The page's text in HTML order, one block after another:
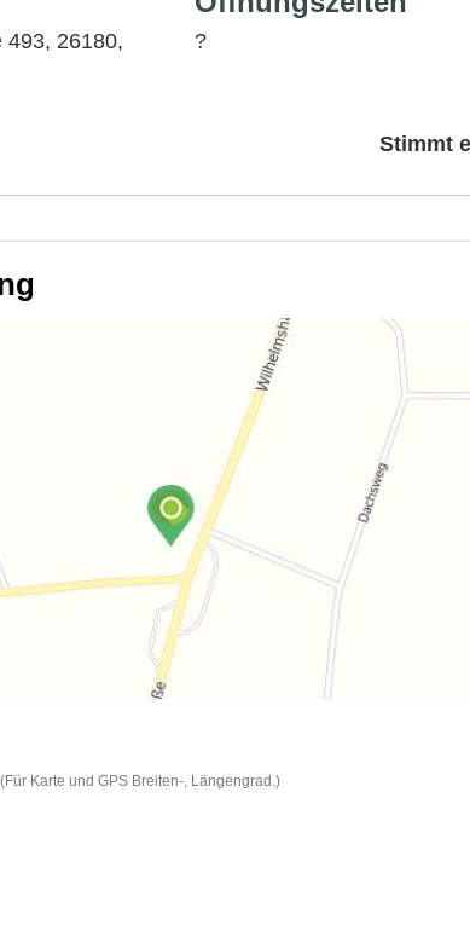
493, 26180,
?
Stimmt
(Für Karte und GPS Breiten-, Längengrad.)